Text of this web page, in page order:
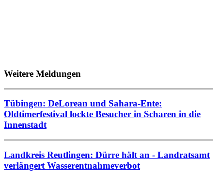
Weitere Meldungen
Tübingen: DeLorean und Sahara-Ente:
Oldtimerfestival lockte Besucher in Scharen in die
Innenstadt
Landkreis Reutlingen: Dürre hält an - Landratsamt
verlängert Wasserentnahmeverbot